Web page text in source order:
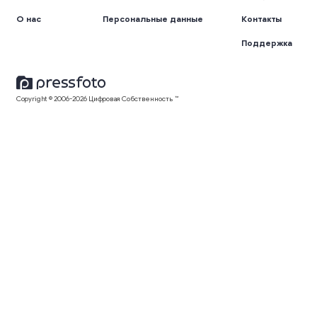
О нас Персональные данные Контакты
Поддержка
Copyright © 2006-2026 Цифровая Собственность ™